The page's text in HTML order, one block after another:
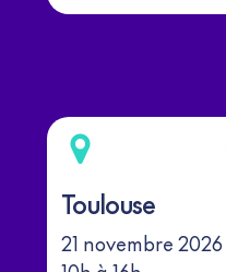
Toulouse
21 novembre 2026